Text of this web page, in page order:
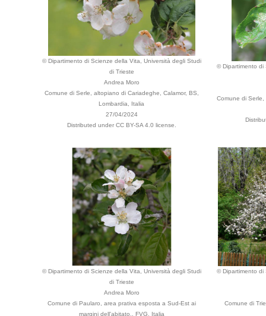
© Dipartimento di Scienze della Vita, Università degli Studi
di Trieste
Andrea Moro
Comune di Serle, altopiano di Cariadeghe, Calamor, BS,
Lombardia, Italia
27/04/2024
Distributed under CC BY-SA 4.0 license.
© Dipartimento di
Comune di
© Dipartimento di Scienze della Vita, Università degli Studi
di Trieste
Andrea Moro
Comune di Paularo, area prativa esposta a Sud-Est ai
margini dell'abitato., FVG, Italia
© Dipartimento di
Comune di